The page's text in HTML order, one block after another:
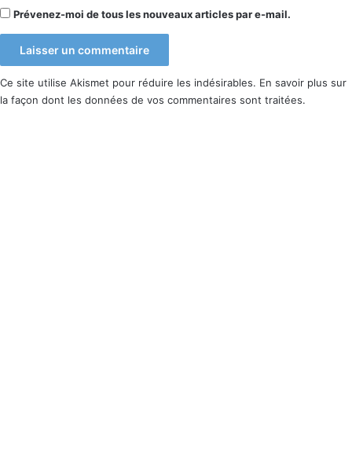
Prévenez-moi de tous les nouveaux articles par e-mail.
Ce site utilise Akismet pour réduire les indésirables. En savoir plus sur
la façon dont les données de vos commentaires sont traitées.